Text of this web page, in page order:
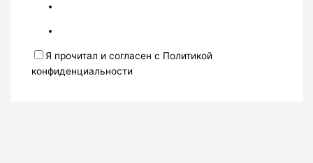
Я прочитал и согласен с Политикой
конфиденциальности